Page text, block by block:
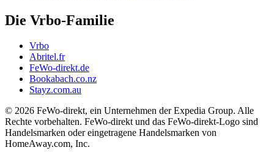
Die Vrbo-Familie
Vrbo
Abritel.fr
FeWo-direkt.de
Bookabach.co.nz
Stayz.com.au
© 2026 FeWo-direkt, ein Unternehmen der Expedia Group. Alle
Rechte vorbehalten. FeWo-direkt und das FeWo-direkt-Logo sind
Handelsmarken oder eingetragene Handelsmarken von
HomeAway.com, Inc.